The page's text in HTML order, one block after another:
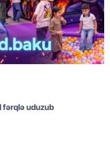
fərqlə uduzub